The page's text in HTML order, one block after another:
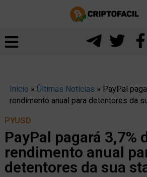
Início » Últimas Notícias » PayPal
rendimento anual para detentores da
PYUSD
PayPal pagará 3,7%
rendimento anual
detentores da sua